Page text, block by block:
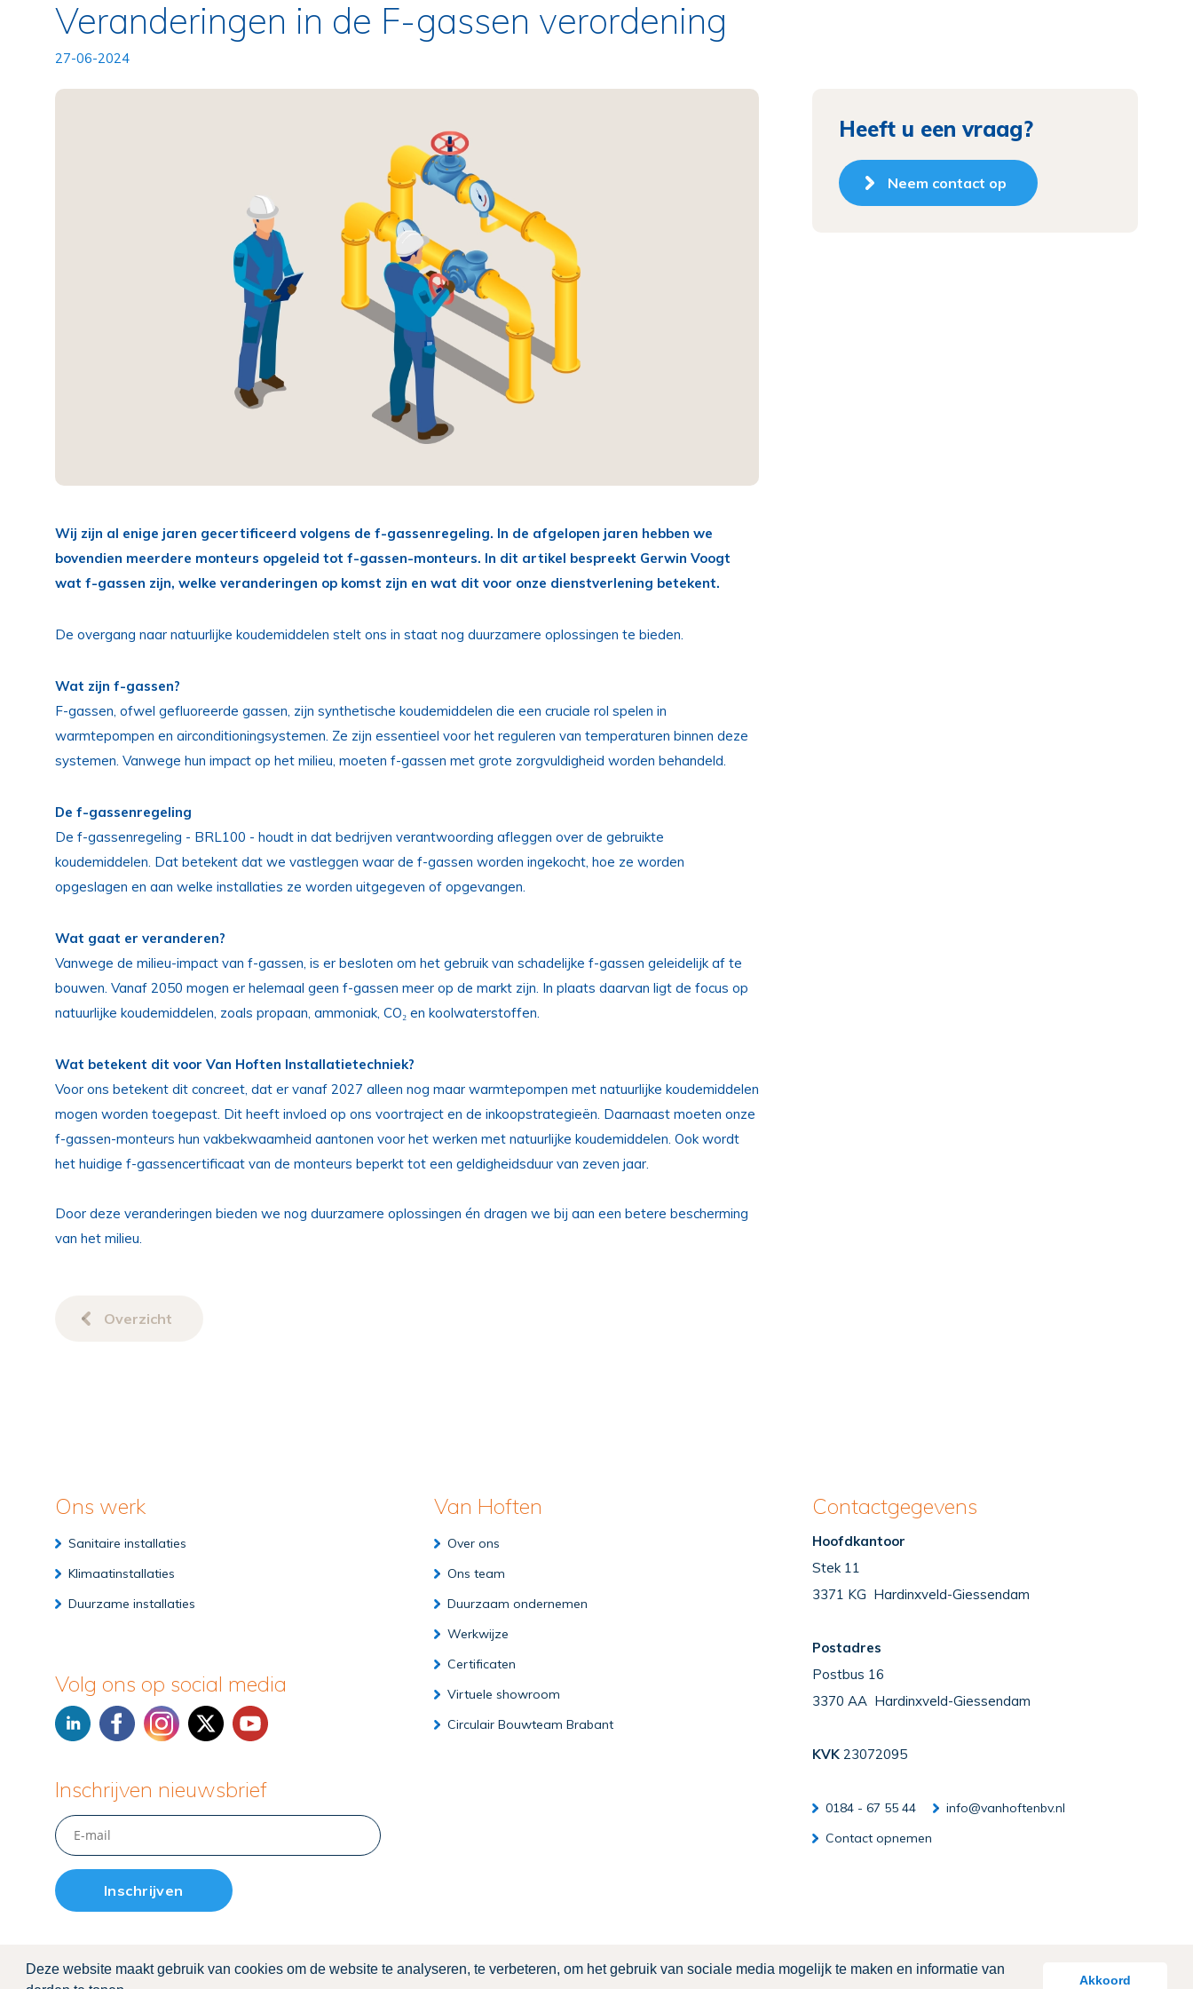
Deze website maakt gebruik van cookies om de website te analyseren, te verbeteren, om het gebruik van sociale media mogelijk te maken en informatie van
Akkoord
Veranderingen in de F-gassen verordening
27-06-2024
Heeft u een vraag?
Neem contact op
Wij zijn al enige jaren gecertificeerd volgens de f-gassenregeling. In de afgelopen jaren hebben we
bovendien meerdere monteurs opgeleid tot f-gassen-monteurs. In dit artikel bespreekt Gerwin Voogt
wat f-gassen zijn, welke veranderingen op komst zijn en wat dit voor onze dienstverlening betekent.
De overgang naar natuurlijke koudemiddelen stelt ons in staat nog duurzamere oplossingen te bieden.
Wat zijn f-gassen?
F-gassen, ofwel gefluoreerde gassen, zijn synthetische koudemiddelen die een cruciale rol spelen in
warmtepompen en airconditioningsystemen. Ze zijn essentieel voor het reguleren van temperaturen binnen deze
systemen. Vanwege hun impact op het milieu, moeten f-gassen met grote zorgvuldigheid worden behandeld.
De f-gassenregeling
De f-gassenregeling - BRL100 - houdt in dat bedrijven verantwoording afleggen over de gebruikte
koudemiddelen. Dat betekent dat we vastleggen waar de f-gassen worden ingekocht, hoe ze worden
opgeslagen en aan welke installaties ze worden uitgegeven of opgevangen.
Wat gaat er veranderen?
Vanwege de milieu-impact van f-gassen, is er besloten om het gebruik van schadelijke f-gassen geleidelijk af te
bouwen. Vanaf 2050 mogen er helemaal geen f-gassen meer op de markt zijn. In plaats daarvan ligt de focus op
natuurlijke koudemiddelen, zoals propaan, ammoniak, CO₂ en koolwaterstoffen.
Wat betekent dit voor Van Hoften Installatietechniek?
Voor ons betekent dit concreet, dat er vanaf 2027 alleen nog maar warmtepompen met natuurlijke koudemiddelen
mogen worden toegepast. Dit heeft invloed op ons voortraject en de inkoopstrategieën. Daarnaast moeten onze
f-gassen-monteurs hun vakbekwaamheid aantonen voor het werken met natuurlijke koudemiddelen. Ook wordt
het huidige f-gassencertificaat van de monteurs beperkt tot een geldigheidsduur van zeven jaar.
Door deze veranderingen bieden we nog duurzamere oplossingen én dragen we bij aan een betere bescherming
van het milieu.
Overzicht
Ons werk
Sanitaire installaties
Klimaatinstallaties
Duurzame installaties
Volg ons op social media
Inschrijven nieuwsbrief
Van Hoften
Over ons
Ons team
Duurzaam ondernemen
Werkwijze
Certificaten
Virtuele showroom
Circulair Bouwteam Brabant
Contactgegevens
Hoofdkantoor
Stek 11
3371 KG Hardinxveld-Giessendam
Postadres
Postbus 16
3370 AA Hardinxveld-Giessendam
KVK 23072095
0184 - 67 55 44
info@vanhoftenbv.nl
Contact opnemen
Copyright ©Van HoftenInstallatietechniek|Privacyverklaring